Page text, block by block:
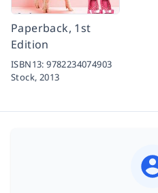
Paperback, 1st
Edition
ISBN13:9782234074903
Stock, 2013